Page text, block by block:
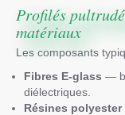
Profilés
matériaux
Les composants
Fibres E-glass —
diélectriques.
Résines